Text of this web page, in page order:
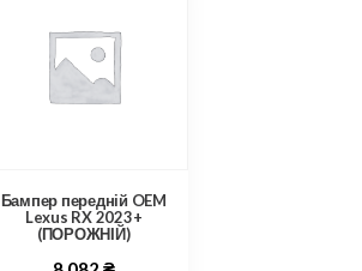
Бампер передній OEM
Lexus RX 2023+
(ПОРОЖНІЙ)